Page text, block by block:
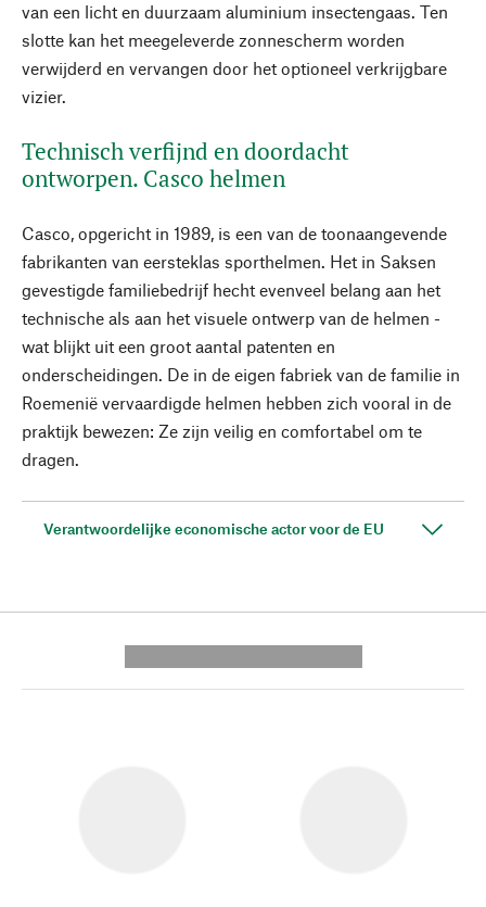
van een licht en duurzaam aluminium insectengaas. Ten
slotte kan het meegeleverde zonnescherm worden
verwijderd en vervangen door het optioneel verkrijgbare
vizier.
Technisch verfijnd en doordacht
ontworpen. Casco helmen
Casco, opgericht in 1989, is een van de toonaangevende
fabrikanten van eersteklas sporthelmen. Het in Saksen
gevestigde familiebedrijf hecht evenveel belang aan het
technische als aan het visuele ontwerp van de helmen -
wat blijkt uit een groot aantal patenten en
onderscheidingen. De in de eigen fabriek van de familie in
Roemenië vervaardigde helmen hebben zich vooral in de
praktijk bewezen: Ze zijn veilig en comfortabel om te
dragen.
Verantwoordelijke economische actor voor de EU